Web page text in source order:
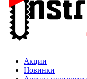
Акции
Новинки